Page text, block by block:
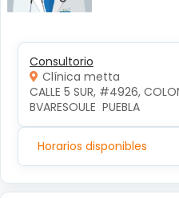
Consultorio
Clínica metta
CALLE 5 SUR, #4926,
BVARESOULE  PUEBLA
Horarios disponibles